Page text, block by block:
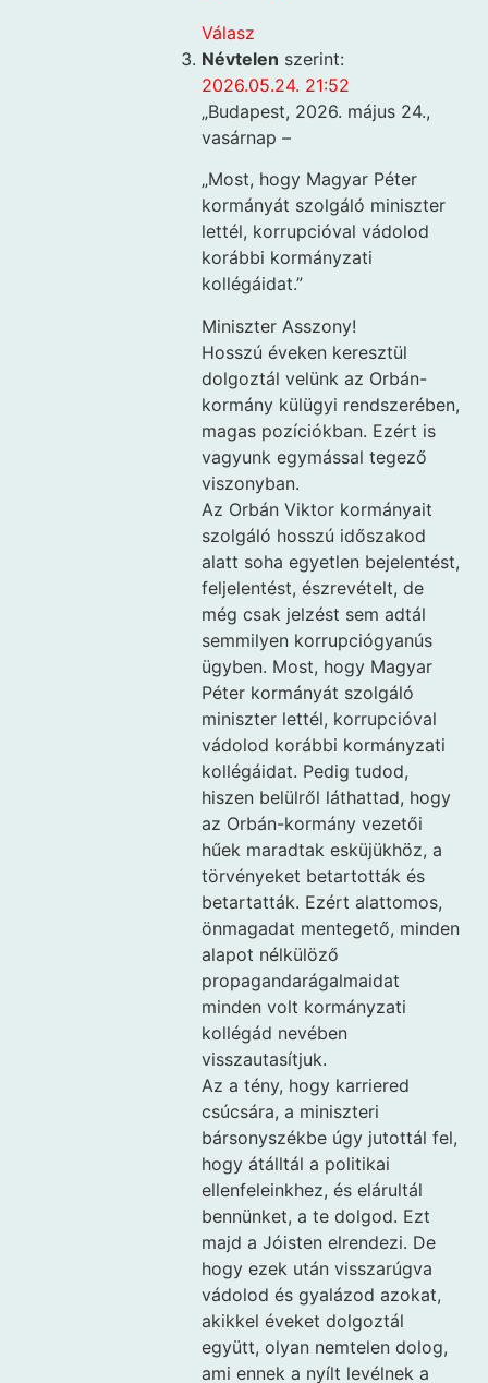
Válasz
Névtelen szerint:
2026.05.24. 21:52
„Budapest, 2026. május 24.,
vasárnap –
„Most, hogy Magyar Péter
kormányát szolgáló miniszter
lettél, korrupcióval vádolod
korábbi kormányzati
kollégáidat.”
Miniszter Asszony!
Hosszú éveken keresztül
dolgoztál velünk az Orbán-
kormány külügyi rendszerében,
magas pozíciókban. Ezért is
vagyunk egymással tegező
viszonyban.
Az Orbán Viktor kormányait
szolgáló hosszú időszakod
alatt soha egyetlen bejelentést,
feljelentést, észrevételt, de
még csak jelzést sem adtál
semmilyen korrupciógyanús
ügyben. Most, hogy Magyar
Péter kormányát szolgáló
miniszter lettél, korrupcióval
vádolod korábbi kormányzati
kollégáidat. Pedig tudod,
hiszen belülről láthattad, hogy
az Orbán-kormány vezetői
hűek maradtak esküjükhöz, a
törvényeket betartották és
betartatták. Ezért alattomos,
önmagadat mentegető, minden
alapot nélkülöző
propagandarágalmaidat
minden volt kormányzati
kollégád nevében
visszautasítjuk.
Az a tény, hogy karriered
csúcsára, a miniszteri
bársonyszékbe úgy jutottál fel,
hogy átálltál a politikai
ellenfeleinkhez, és elárultál
bennünket, a te dolgod. Ezt
majd a Jóisten elrendezi. De
hogy ezek után visszarúgva
vádolod és gyalázod azokat,
akikkel éveket dolgoztál
együtt, olyan nemtelen dolog,
ami ennek a nyílt levélnek a